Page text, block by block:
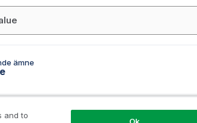
ämne
and to